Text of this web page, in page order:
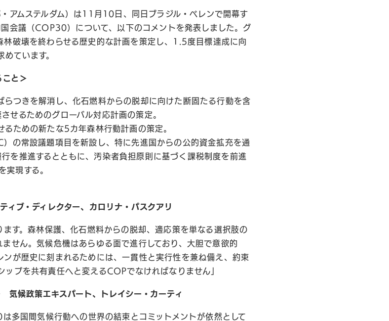
アムステルダム）は11月10日、同日ブラジル・ベレンで開幕す
会議（COP30）について、以下のコメントを発表しました。グ
林破壊を終わらせる歴史的な計画を策定し、1.5度目標達成に向
ています。
と＞
つきを解消し、化石燃料からの脱却に向けた断固たる行動を含
せるためのグローバル対応計画の策定。
ための新たな5カ年森林行動計画の策定。
の常設議題項目を新設し、特に先進国からの公的資金拡充を通
を推進するとともに、汚染者負担原則に基づく課税制度を前進
実現する。
ィブ・ディレクター、カロリナ・パスクアリ
す。森林保護、化石燃料からの脱却、適応策を単なる選択肢の
せん。気候危機はあらゆる面で進行しており、大胆で意欲的
ンが歴史に刻まれるためには、一貫性と実行性を兼ね備え、約束
ップを共有責任へと変えるCOPでなければなりません」
気候政策エキスパート、トレイシー・カーティ
多国間気候行動への世界の結束とコミットメントが依然として